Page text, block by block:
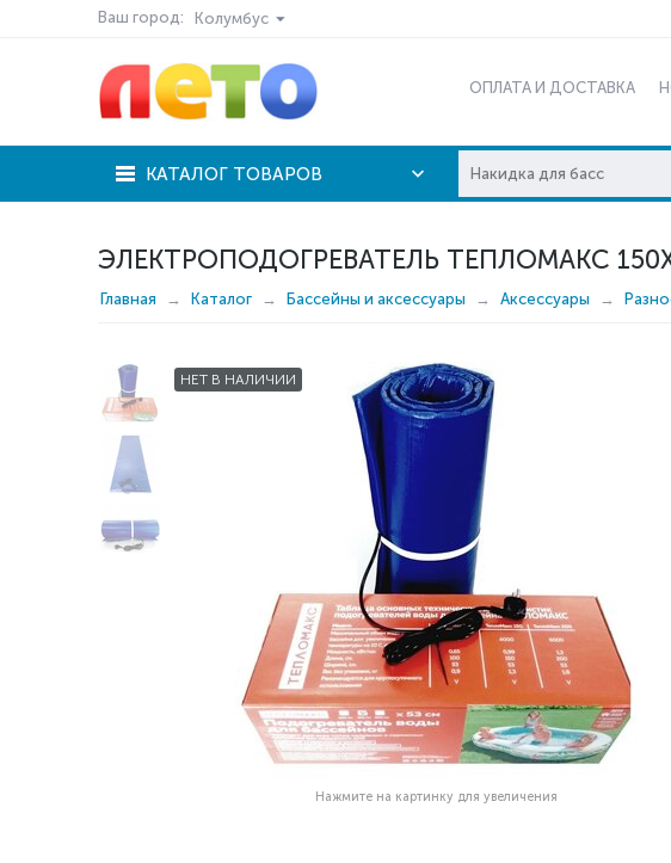
Ваш город: Колумбус
ОПЛАТА И ДОСТАВКА
КАТАЛОГ ТОВАРОВ
ЭЛЕКТРОПОДОГРЕВАТЕЛЬ ТЕПЛОМАКС
Главная Каталог Бассейны и аксессуары Аксессуары
НЕТ В НАЛИЧИИ
Нажмите на картинку для увеличения